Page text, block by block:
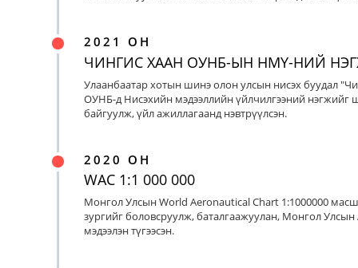
2021 ОН
ЧИНГИС ХААН ОУНБ-ЫН НМҮ-НИЙ
Улаанбаатар хотын шинэ олон улсын нисэх буудал
ОУНБ-д Нисэхийн мэдээллийн үйлчилгээний нэгжийг
байгуулж, үйл ажиллагаанд нэвтрүүлсэн.
2020 ОН
WAC 1:1 000 000
Монгол Улсын World Aeronautical Chart 1:1000000
зургийг боловсруулж, баталгаажуулан, Монгол Улсын
мэдээлэн түгээсэн.